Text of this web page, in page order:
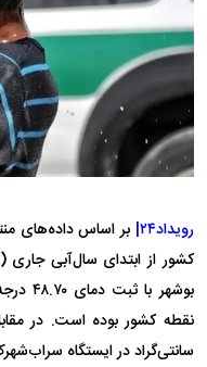
رویداد۲۴|
بر اساس داده‌های
سانتی‌گراد در ایستگاه